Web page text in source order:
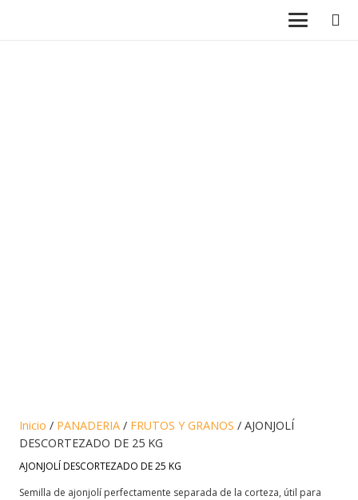
Inicio / PANADERIA / FRUTOS Y GRANOS / AJONJOLÍ
DESCORTEZADO DE 25 KG
AJONJOLÍ DESCORTEZADO DE 25 KG
Semilla de ajonjolí perfectamente separada de la corteza, útil para